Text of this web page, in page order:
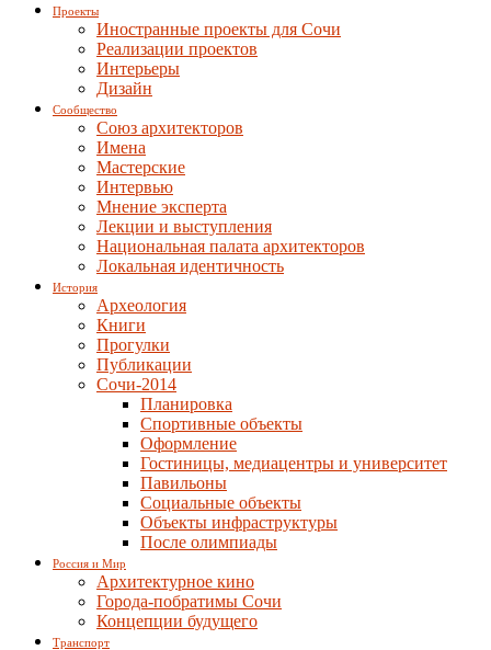
Проекты
Иностранные проекты для Сочи
Реализации проектов
Интерьеры
Дизайн
Сообщество
Союз архитекторов
Имена
Мастерские
Интервью
Мнение эксперта
Лекции и выступления
Национальная палата архитекторов
Локальная идентичность
История
Археология
Книги
Прогулки
Публикации
Сочи-2014
Планировка
Спортивные объекты
Оформление
Гостиницы, медиацентры и университет
Павильоны
Социальные объекты
Объекты инфраструктуры
После олимпиады
Россия и Мир
Архитектурное кино
Города-побратимы Сочи
Концепции будущего
Транспорт